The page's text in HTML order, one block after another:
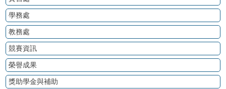
學務處
教務處
競賽資訊
榮譽成果
獎助學金與補助